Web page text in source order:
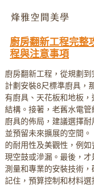
廚房翻新工程完整
程與注意事項
廚房翻新工程，從規劃
計劃安裝8尺標準廚具，
有廚具、天花板和地板
結構。接著，老舊水電
廚具的佈局，建議選擇
並預留未來擴展的空間
的耐用性及美觀性，例
現空鼓或滲漏。最後，
測量和專業的安裝技術
記住，預算控制和材料